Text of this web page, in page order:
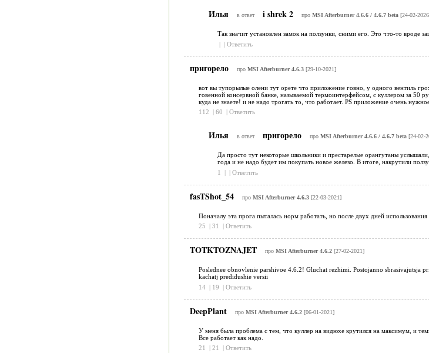
Илья в ответ i shrek 2 про MSI Afterburner 4.6.6 / 4.6.7 beta[24-02-
Так значит установлен замок на ползунки, сними его. Это что-то вроде
| | Ответить
пригорело про MSI Afterburner 4.6.3[29-10-2021]
вот вы тупорылые олени тут орете что приложение говно, у одного вентиль
говенной консервной банке, называемой термоинтерфейсом, с куллером за 50
куда не знаете! и не надо трогать то, что работает. PS приложение очень
112
| 60 | Ответить
Илья в ответ пригорело про MSI Afterburner 4.6.6 / 4.6.7 beta[24-02-
Да просто тут некоторые школьники и престарелые орангутаны
года и не надо будет им покупать новое железо. В итоге, накрутили
1
| | Ответить
fasTShot_54 про MSI Afterburner 4.6.3[22-03-2021]
Поначалу эта прога пыталась норм работать, но после двух дней
25
| 31 | Ответить
TOTKTOZNAJET про MSI Afterburner 4.6.2[27-02-2021]
Poslednee obnovlenie parshivoe 4.6.2! Gluchat rezhimi. Postojanno
kachatj predidushie versii
14 | 19 | Ответить
DeepPlant про MSI Afterburner 4.6.2[06-01-2021]
У меня была проблема с тем, что куллер на видюхе крутился на максимум, и
Все работает как надо.
21
| 21 | Ответить